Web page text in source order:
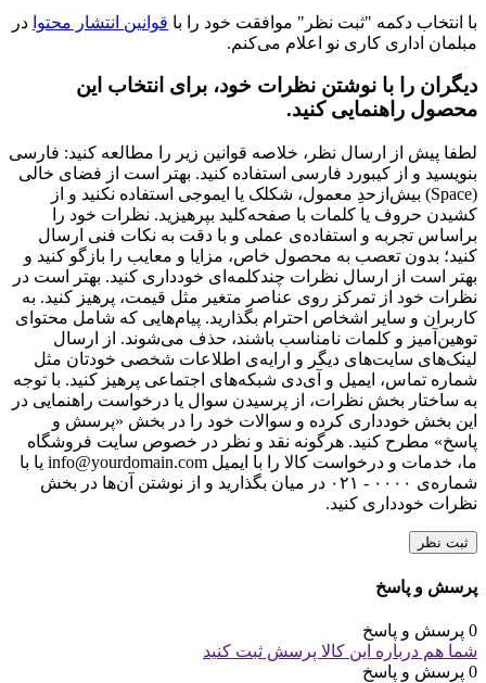
با انتخاب دکمه "ثبت نظر" موافقت خود را با قوانین انتشار محتوا در
مبلمان اداری کاری نو اعلام می‌کنم.
دیگران را با نوشتن نظرات خود، برای انتخاب این
محصول راهنمایی کنید.
لطفا پیش از ارسال نظر، خلاصه قوانین زیر را مطالعه کنید: فارسی
بنویسید و از کیبورد فارسی استفاده کنید. بهتر است از فضای خالی
(Space) بیش‌از‌حدِ معمول، شکلک یا ایموجی استفاده نکنید و از
کشیدن حروف یا کلمات با صفحه‌کلید بپرهیزید. نظرات خود را
براساس تجربه و استفاده‌ی عملی و با دقت به نکات فنی ارسال
کنید؛ بدون تعصب به محصول خاص، مزایا و معایب را بازگو کنید و
بهتر است از ارسال نظرات چندکلمه‌‌ای خودداری کنید. بهتر است در
نظرات خود از تمرکز روی عناصر متغیر مثل قیمت، پرهیز کنید. به
کاربران و سایر اشخاص احترام بگذارید. پیام‌هایی که شامل محتوای
توهین‌آمیز و کلمات نامناسب باشند، حذف می‌شوند. از ارسال
لینک‌های سایت‌های دیگر و ارایه‌ی اطلاعات شخصی خودتان مثل
شماره تماس، ایمیل و آی‌دی شبکه‌های اجتماعی پرهیز کنید. با توجه
به ساختار بخش نظرات، از پرسیدن سوال یا درخواست راهنمایی در
این بخش خودداری کرده و سوالات خود را در بخش «پرسش و
پاسخ» مطرح کنید. هرگونه نقد و نظر در خصوص سایت فروشگاه
ما، خدمات و درخواست کالا را با ایمیل info@yourdomain.com یا با
شماره‌ی ۰۰۰۰ - ۰۲۱ در میان بگذارید و از نوشتن آن‌ها در بخش
نظرات خودداری کنید.
ثبت نظر
پرسش و پاسخ
0 پرسش و پاسخ
شما هم درباره این کالا پرسش ثبت کنید
0 پرسش و پاسخ